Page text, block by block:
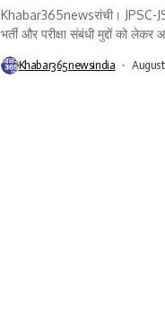
Khabar365newsरांची। JPSC-
भर्ती और परीक्षा संबंधी मुद्दों को
Khabar365newsindia